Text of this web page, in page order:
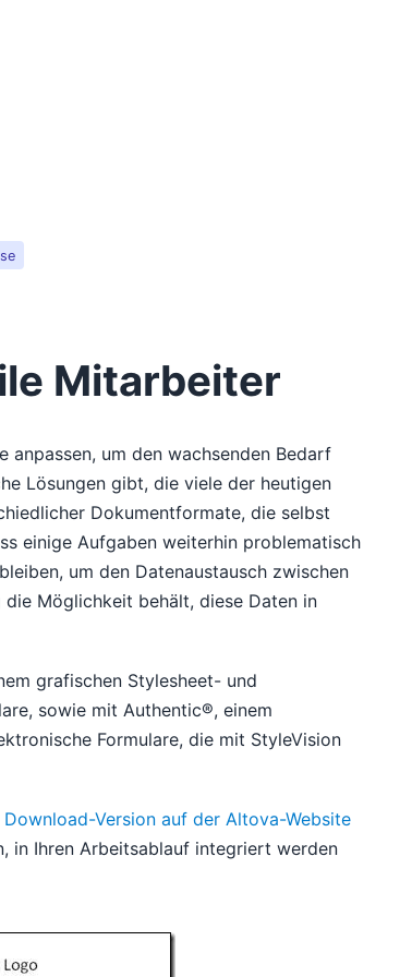
Mitarbeiter
anpassen, um den wachsenden Bedarf
Lösungen gibt, die viele der heutigen
Dokumentformate, die selbst
einige Aufgaben weiterhin problematisch
um den Datenaustausch zwischen
Möglichkeit behält, diese Daten in
grafischen Stylesheet- und
sowie mit Authentic®, einem
Formulare, die mit StyleVision
Version auf der Altova-Website
in Ihren Arbeitsablauf integriert werden